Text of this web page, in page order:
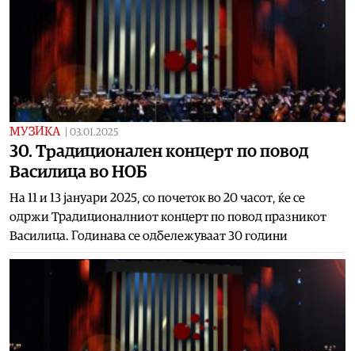
МУЗИКА 03.01.2025
30. Традиционален концерт по повод
Василица во НОБ
На 11 и 13 јануари 2025, со почеток во 20 часот, ќе се
одржи Традиционалниот концерт по повод празникот
Василица. Годинава се одбележуваат 30 години